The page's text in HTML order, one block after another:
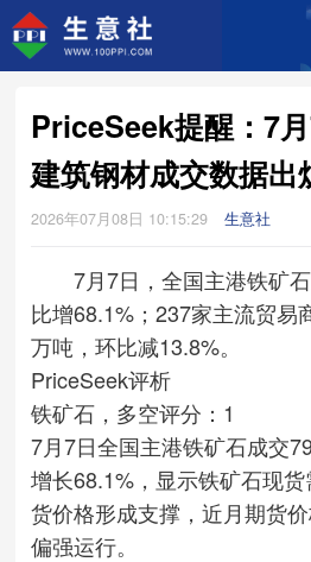
PriceSeek提醒：7
建筑钢材成交数据出
2026年07月08日 10:15:29 生意社
7月7日，全国主港铁矿石
比增68.1%；237家主流贸易
万吨，环比减13.8%。
PriceSeek评析
铁矿石，多空评分：1
7月7日全国主港铁矿石成交
增长68.1%，显示铁矿石现
货价格形成支撑，近月期货
偏强运行。